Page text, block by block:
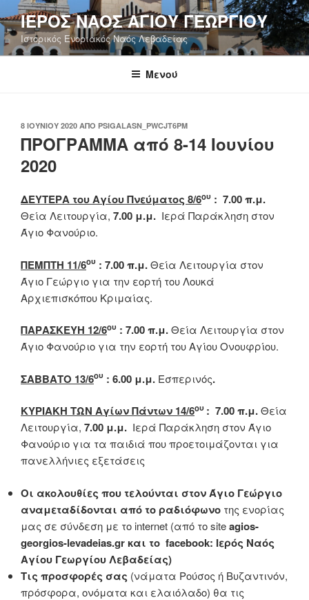
Μετάβαση
στο
περιεχόμενο
ΙΕΡΟΣ ΝΑΟΣ ΑΓΙΟΥ ΓΕΩΡΓΙΟΥ
Ιστορικός Ενοριακός Ναός Λεβαδείας
Μενού
ΔΗΜΟΣΙΕΎΤΗΚΕ
ΣΤΙΣ
8 ΙΟΥΝΊΟΥ 2020 ΑΠΌ PSIGALASN_PWCJT6PM
ΠΡΟΓΡΑΜΜΑ από 8-14 Ιουνίου
2020
ΔΕΥΤΕΡΑ του Αγίου Πνεύματος 8/6ου : 7.00 π.μ.
Θεία Λειτουργία, 7.00 μ.μ. Ιερά Παράκληση στον
Άγιο Φανούριο.
ΠΕΜΠΤΗ 11/6ου : 7.00 π.μ.Θεία Λειτουργία στον
Άγιο Γεώργιο για την εορτή του Λουκά
Αρχιεπισκόπου Κριμαίας.
ΠΑΡΑΣΚΕΥΗ 12/6ου : 7.00 π.μ.Θεία Λειτουργία στον
Άγιο Φανούριο για την εορτή του Αγίου Ονουφρίου.
ΣΑΒΒΑΤΟ 13/6ου : 6.00 μ.μ. Εσπερινός.
ΚΥΡΙΑΚΗ ΤΩΝ Αγίων Πάντων 14/6ου : 7.00 π.μ.Θεία
Λειτουργία, 7.00 μ.μ. Ιερά Παράκληση στον Άγιο
Φανούριο για τα παιδιά που προετοιμάζονται για
πανελλήνιες εξετάσεις
Οι ακολουθίες που τελούνται στον Άγιο Γεώργιο
αναμεταδίδονται από το ραδιόφωνο της ενορίας
μας σε σύνδεση με το internet (από το siteagios-
georgios-levadeias.gr και το facebook: Ιερός Ναός
Αγίου Γεωργίου Λεβαδείας)
Τις προσφορές σας (νάματα Ρούσος ή Βυζαντινόν,
πρόσφορα, ονόματα και ελαιόλαδο) θα τις